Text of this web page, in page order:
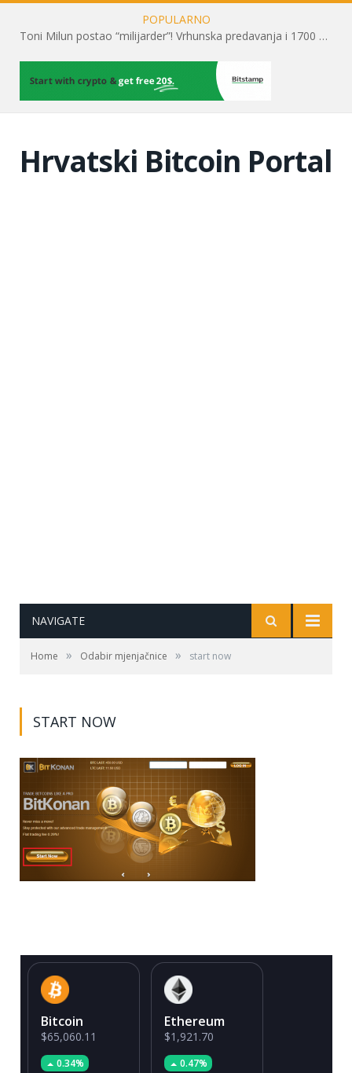
POPULARNO
Toni Milun postao “milijarder”! Vrhunska predavanja i 1700 posjetitelja obilježili su mjesec financijske pismenosti
Hrvatski Bitcoin Portal
NAVIGATE
Home » Odabir mjenjačnice » start now
START NOW
Bitcoin
$65,060.11
0.34%
Ethereum
$1,921.70
0.47%